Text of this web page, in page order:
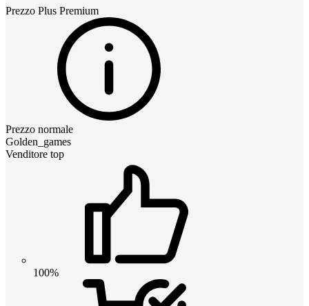
Prezzo Plus Premium
Prezzo normale
Golden_games
Venditore top
100%